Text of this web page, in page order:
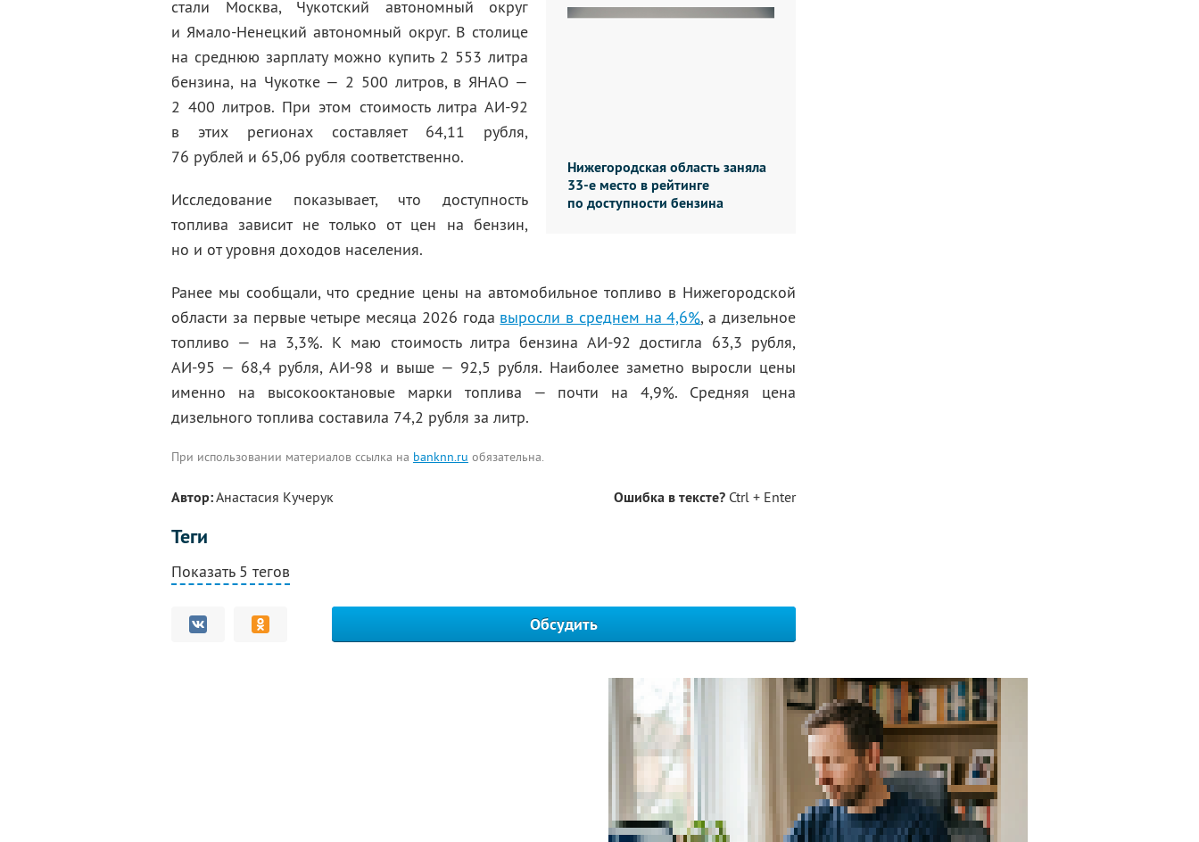
Нижегородская область заняла
33-е место в рейтинге
по доступности бензина
стали Москва, Чукотский автономный округ
и Ямало-Ненецкий автономный округ. В столице
на среднюю зарплату можно купить 2 553 литра
бензина, на Чукотке — 2 500 литров, в ЯНАО —
2 400 литров. При этом стоимость литра АИ-92
в этих регионах составляет 64,11 рубля,
76 рублей и 65,06 рубля соответственно.
Исследование показывает, что доступность
топлива зависит не только от цен на бензин,
но и от уровня доходов населения.
Ранее мы сообщали, что средние цены на автомобильное топливо в Нижегородской
области за первые четыре месяца 2026 года выросли в среднем на 4,6%, а дизельное
топливо — на 3,3%. К маю стоимость литра бензина АИ-92 достигла 63,3 рубля,
АИ-95 — 68,4 рубля, АИ-98 и выше — 92,5 рубля. Наиболее заметно выросли цены
именно на высокооктановые марки топлива — почти на 4,9%. Средняя цена
дизельного топлива составила 74,2 рубля за литр.
При использовании материалов ссылка на banknn.ru обязательна.
Автор:Анастасия Кучерук Ошибка в тексте? Ctrl + Enter
Теги
Показать 5 тегов
Обсудить